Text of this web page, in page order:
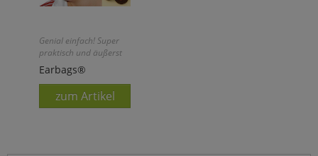
Genial einfach! Super
praktisch und äußerst
bequem!
Earbags®
zum Artikel